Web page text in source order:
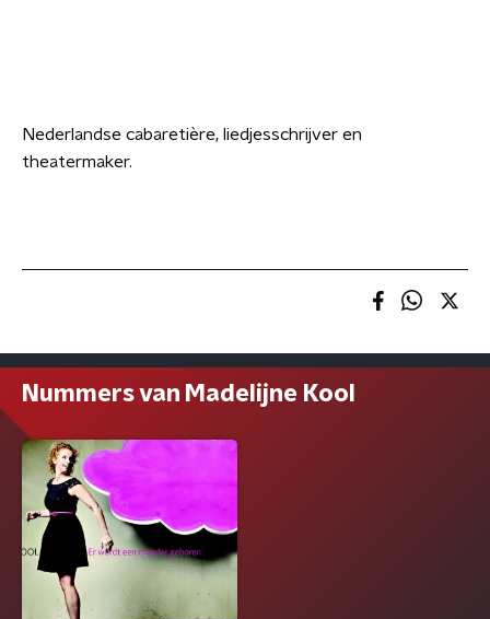
Nederlandse cabaretière, liedjesschrijver en
theatermaker.
Nummers van Madelijne Kool